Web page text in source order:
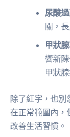
尿酸過
關，
甲狀
響新
甲狀
除了紅字，也
在正常範圍內，
改善生活習慣。